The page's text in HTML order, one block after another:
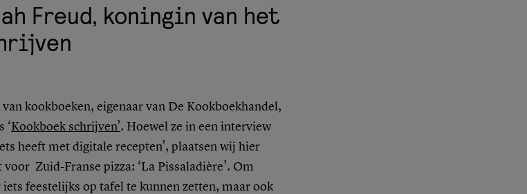
Freud, koningin van het
kookboeken, eigenaar van De Kookboekhandel,
‘Kookboek schrijven’. Hoewel ze in een interview
heeft met digitale recepten’, plaatsen wij hier
Zuid-Franse pizza: ‘La Pissaladière’. Om
feestelijks op tafel te kunnen zetten, maar ook